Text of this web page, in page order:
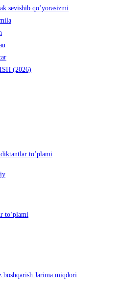
sevishib qo’yorasizmi
(2026)
to’plami
to‘plami
boshqаrish Jаrimа miqdori